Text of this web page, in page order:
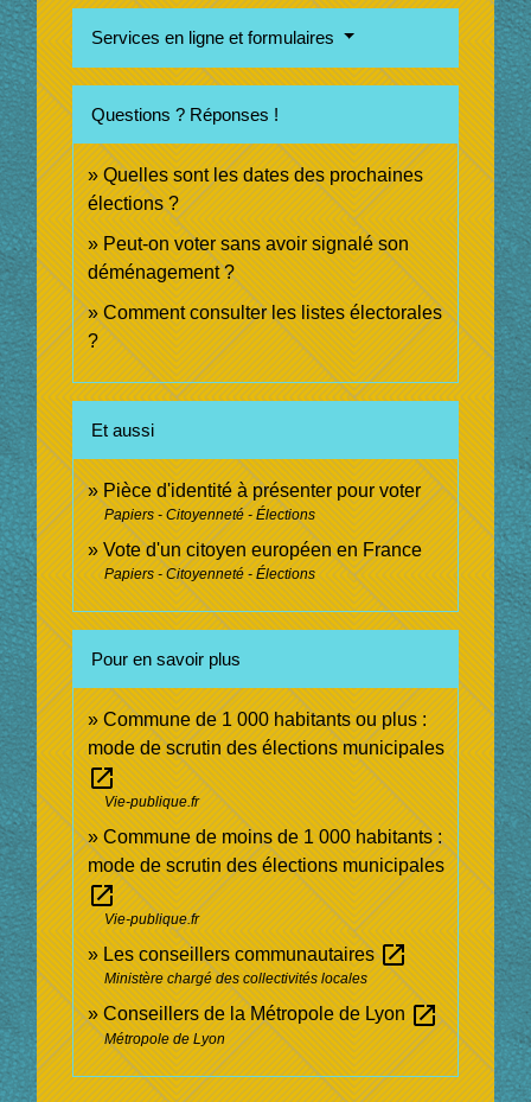
Services en ligne et formulaires
Questions ? Réponses !
Quelles sont les dates des prochaines
élections ?
Peut-on voter sans avoir signalé son
déménagement ?
Comment consulter les listes électorales
?
Et aussi
Pièce d'identité à présenter pour voter
Papiers - Citoyenneté - Élections
Vote d'un citoyen européen en France
Papiers - Citoyenneté - Élections
Pour en savoir plus
Commune de 1 000 habitants ou plus :
mode de scrutin des élections municipales
open_in_new
Vie-publique.fr
Commune de moins de 1 000 habitants :
mode de scrutin des élections municipales
open_in_new
Vie-publique.fr
Les conseillers communautairesopen_in_new
Ministère chargé des collectivités locales
Conseillers de la Métropole de Lyonopen_in_new
Métropole de Lyon